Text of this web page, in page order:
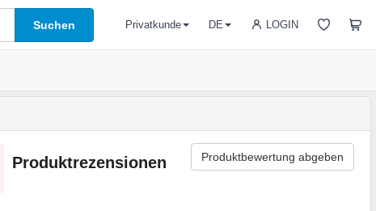
Suchen LOGIN
Privatkunde DE
Produktrezensionen Produktbewertung abgeben